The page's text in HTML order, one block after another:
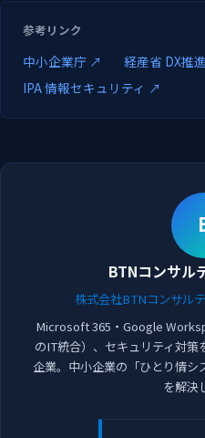
参考リンク
中小企業庁 ↗
経産省 DX推
IPA 情報セキュリティ ↗
BTNコンサル
株式会社BTNコンサル
Microsoft 365・Google
のIT統合）、セキュリティ対
企業。中小企業の「ひとり情
を解決